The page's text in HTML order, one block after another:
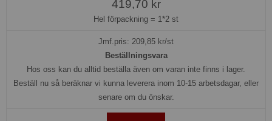
419,70 kr
Hel förpackning = 1*2 st
Jmf.pris: 209,85 kr/st
Beställningsvara
Hos oss kan du alltid beställa även om varan inte finns i lager.
Beställ nu så beräknar vi kunna leverera inom 10-15 arbetsdagar, eller
senare om du önskar.